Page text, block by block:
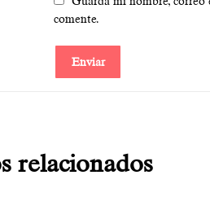
comente.
relacionados